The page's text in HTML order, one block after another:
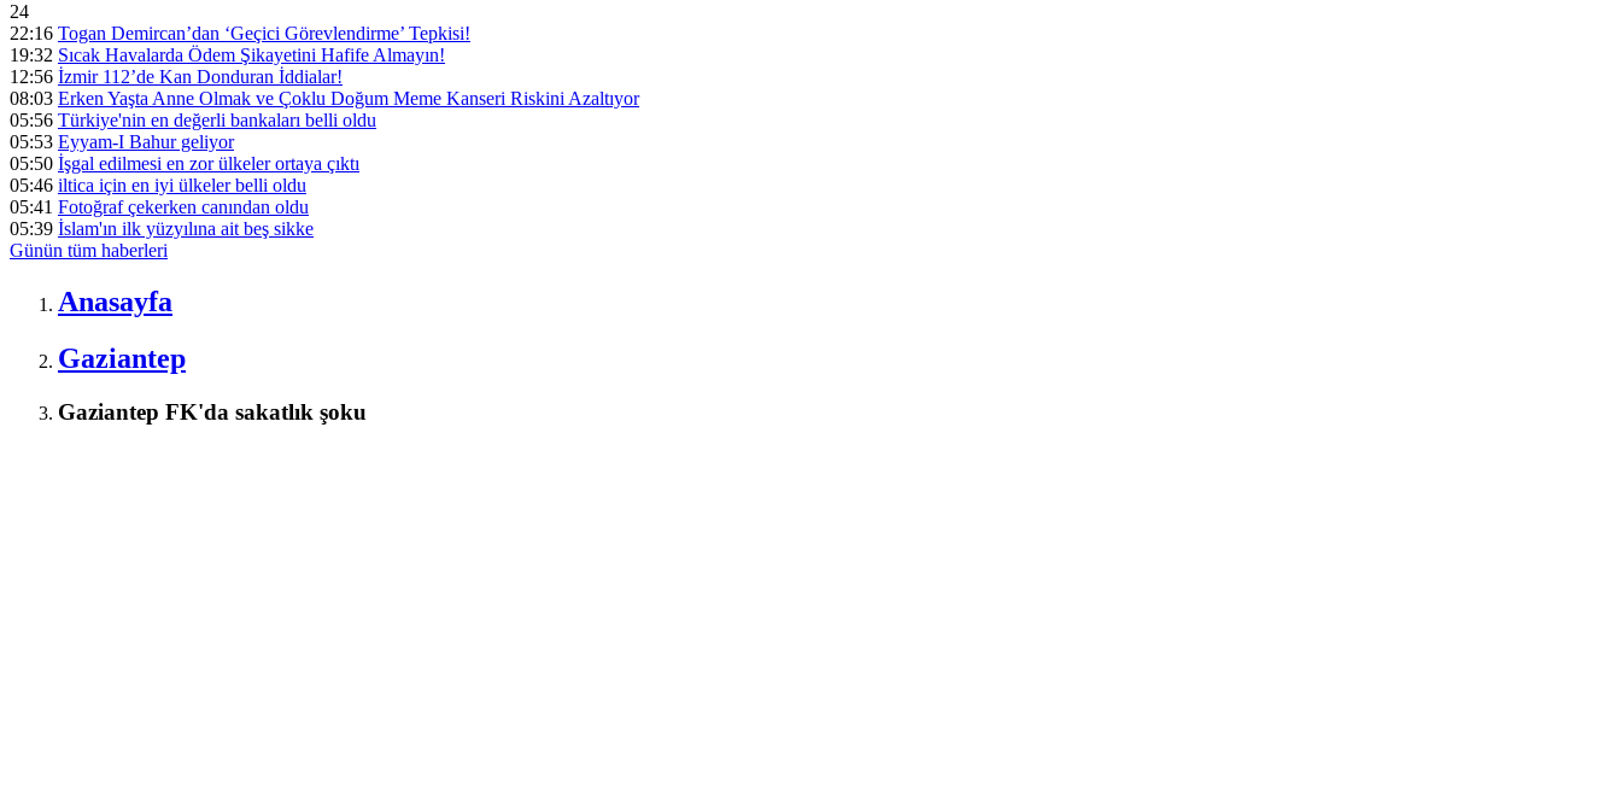
24
22:16 Togan Demircan’dan ‘Geçici Görevlendirme’ Tepkisi!
19:32 Sıcak Havalarda Ödem Şikayetini Hafife Almayın!
12:56 İzmir 112’de Kan Donduran İddialar!
08:03 Erken Yaşta Anne Olmak ve Çoklu Doğum Meme Kanseri Riskini Azaltıyor
05:56 Türkiye'nin en değerli bankaları belli oldu
05:53 Eyyam-I Bahur geliyor
05:50 İşgal edilmesi en zor ülkeler ortaya çıktı
05:46 iltica için en iyi ülkeler belli oldu
05:41 Fotoğraf çekerken canından oldu
05:39 İslam'ın ilk yüzyılına ait beş sikke
Günün tüm haberleri
Anasayfa
Gaziantep
Gaziantep FK'da sakatlık şoku